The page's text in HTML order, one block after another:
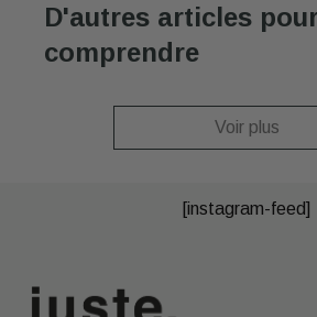
D'autres articles
comprendre
Voir plus
[instagram-feed]